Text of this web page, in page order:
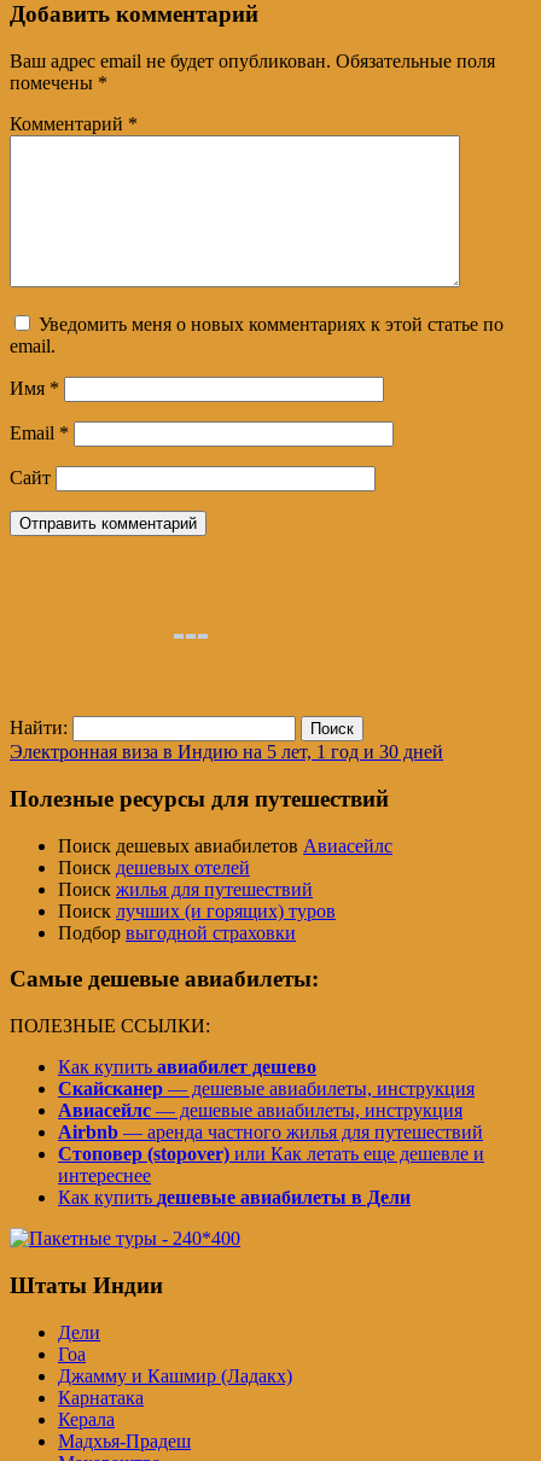
Добавить комментарий
Ваш адрес email не будет опубликован. Обязательные поля
помечены *
Комментарий *
Уведомить меня о новых комментариях к этой статье по
email.
Имя *
Email *
Сайт
Найти:
Электронная виза в Индию на 5 лет, 1 год и 30 дней
Полезные ресурсы для путешествий
Поиск дешевых авиабилетов Авиасейлс
Поиск дешевых отелей
Поиск жилья для путешествий
Поиск лучших (и горящих) туров
Подбор выгодной страховки
Самые дешевые авиабилеты:
ПОЛЕЗНЫЕ ССЫЛКИ:
Как купить авиабилет дешево
Скайсканер — дешевые авиабилеты, инструкция
Авиасейлс — дешевые авиабилеты, инструкция
Airbnb — аренда частного жилья для путешествий
Стоповер (stopover) или Как летать еще дешевле и
интереснее
Как купить дешевые авиабилеты в Дели
Штаты Индии
Дели
Гоа
Джамму и Кашмир (Ладакх)
Карнатака
Керала
Мадхья-Прадеш